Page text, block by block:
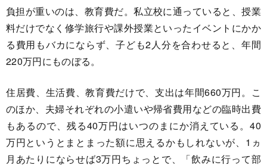
負担が重いのは、教育費だ。私立校に通っていると、授業
料だけでなく修学旅行や課外授業といったイベントにかか
る費用もバカにならず、子ども2人分を合わせると、年間
220万円にものぼる。
住居費、生活費、教育費だけで、支出は年間660万円。こ
のほか、夫婦それぞれの小遣いや帰省費用などの臨時出費
もあるので、残る40万円はいつのまにか消えている。40
万円というとまとまった額に思えるかもしれないが、1ヵ
月あたりにならせば3万円ちょっとで、「飲みに行って部